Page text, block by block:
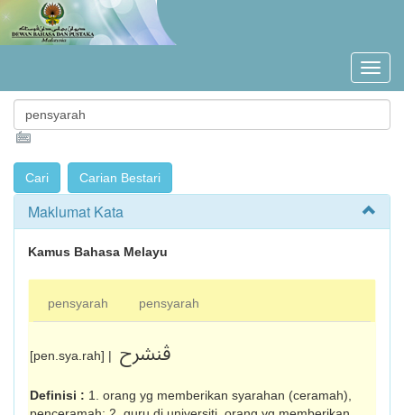
Maklumat Kata
Kamus Bahasa Melayu
pensyarah pensyarah
[pen.sya.rah] | ڤنشرح
Definisi : 1. orang yg memberikan syarahan (ceramah),